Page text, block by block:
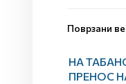
Поврзани
НА
ПРЕНОС